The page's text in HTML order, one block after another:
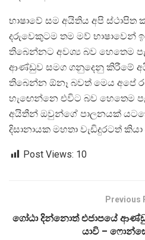
භාෂාවේ සම අයිතිය අපි ස්ථාපිත
දරුවෙකුටම තම මව් භාෂාවෙන්
තිබෙන්නට අවශ්‍ය බව හෙතෙම
ආණ්ඩුව සමග ගනුදෙනු කිරීමේ
තිබෙන්න ඕනෑ බවත් මෙය අපේ
හැඟෙන්නෙ එවිට බව හෙතෙම
අයිතීන් ඔවුන්ගේ පාලනයක්
දිසානායක මහතා වැඩිදුරටත්
Post Views: 10
Previous
ගෝඨා දින්නොත් එජාපයේ
යාවි –